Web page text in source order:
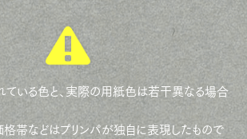
いる色と、実際の用紙色は若干異なる場合
帯などはプリンパが独自に表現したもので